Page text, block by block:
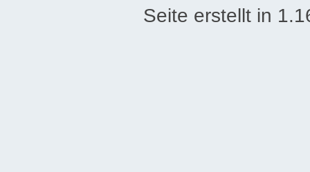
Seite erstellt in